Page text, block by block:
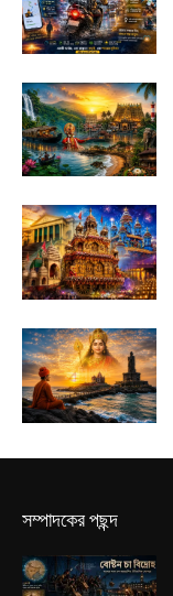
সম্পাদকের পছন্দ